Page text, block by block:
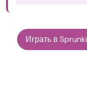
Играть в